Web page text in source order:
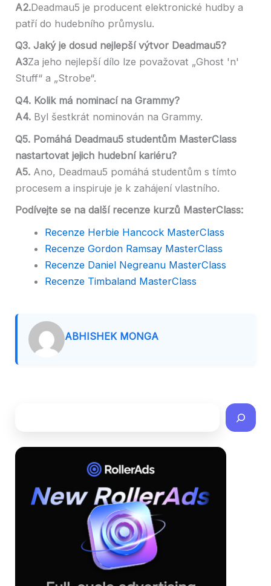
A2.Deadmau5 je producent elektronické hudby a
patří do hudebního průmyslu.
Q3. Jaký je dosud nejlepší výtvor Deadmau5?
A3Za jeho nejlepší dílo lze považovat „Ghost 'n'
Stuff“ a „Strobe“.
Q4. Kolik má nominací na Grammy?
A4. Byl šestkrát nominován na Grammy.
Q5. Pomáhá Deadmau5 studentům MasterClass
nastartovat jejich hudební kariéru?
A5. Ano, Deadmau5 pomáhá studentům s tímto
procesem a inspiruje je k zahájení vlastního.
Podívejte se na další recenze kurzů MasterClass:
Recenze Herbie Hancock MasterClass
Recenze Gordon Ramsay MasterClass
Recenze Daniel Negreanu MasterClass
Recenze Timbaland MasterClass
ABHISHEK MONGA